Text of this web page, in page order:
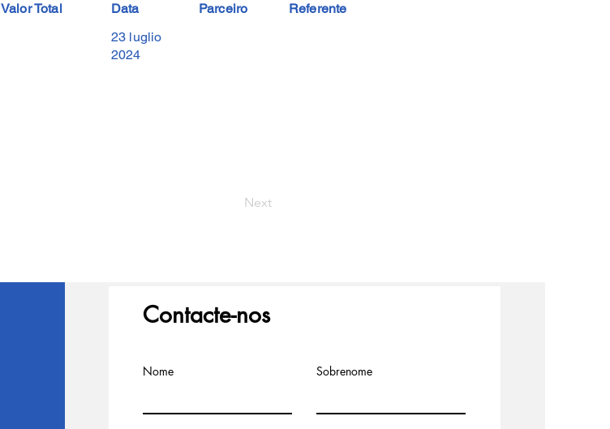
Valor Total Data
Parceiro
23 luglio
2024
Referente
Next
Contacte-nos
Nome Sobrenome